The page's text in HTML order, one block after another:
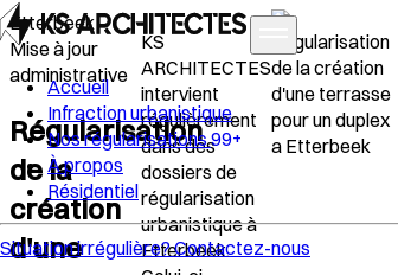
Accueil
Infraction urbanistique
Nos régularisations99+
À propos
Résidentiel
Situation irrégulière?Contactez-nous
Etterbeek –
Mise à jour
administrative
Régularisation
de la
création
d'une
KS
ARCHITECTES
intervient
régulièrement
dans des
dossiers de
régularisation
urbanistique à
Etterbeek.